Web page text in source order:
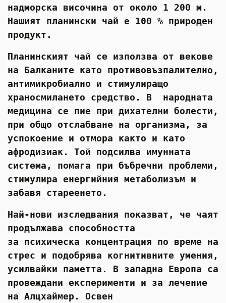
НАПИТКИ
КОЗМЕТИКА
ЗА ГРАДИНАТА
КНИГИ
ПОДАРЪЦИ
ДОСТАВКА И ПЛАЩАНЕ
УСЛОВИЯ ЗА ПОЛЗВАНЕ
надморска височина от около 1 200 м.
Нашият планински чай е 100 % природен
продукт.
Планинският чай се използва от векове
на Балканите като противовъзпалително,
антимикробиално и стимулиращо
храносмилането средство. В народната
медицина се пие при дихателни болести,
при общо отслабване на организма, за
успокоение и отмора както и като
афродизиак. Той подсилва имунната
система, помага при бъбречни проблеми,
стимулира енергийния метаболизъм и
забавя стареенето.
Най-нови изследвания показват, че чаят
продължава способността
за психическа концентрация по време на
стрес и подобрява когнитивните умения,
усилвайки паметта. В западна Европа са
провеждани експерименти и за лечение
на Алцхаймер. Освен